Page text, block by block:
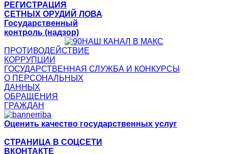
РЕГИСТРАЦИЯ
СЕТНЫХ ОРУДИЙ ЛОВА
Государственный
контроль (надзор)
НАШ КАНАЛ В МАКС
ПРОТИВОДЕЙСТВИЕ
КОРРУПЦИИ
ГОСУДАРСТВЕННАЯ СЛУЖБА И КОНКУРСЫ
О ПЕРСОНАЛЬНЫХ
ДАННЫХ
ОБРАЩЕНИЯ
ГРАЖДАН
Оценить качество государственных услуг
СТРАНИЦА В СОЦСЕТИ
ВКОНТАКТЕ